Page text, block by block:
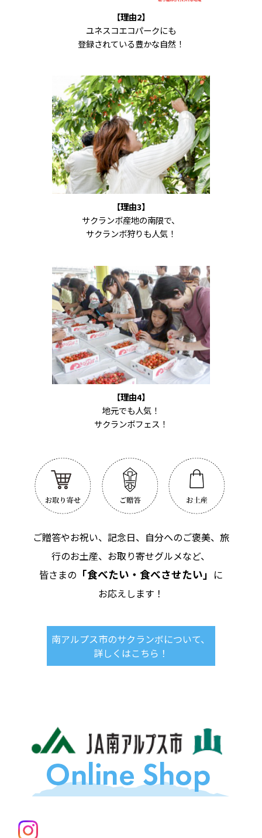
【理由2】
ユネスコエコパークにも
登録されている豊かな自然！
【理由3】
サクランボ産地の南限で、
サクランボ狩りも人気！
【理由4】
地元でも人気！
サクランボフェス！
ご贈答やお祝い、記念日、自分へのご褒美、旅
行のお土産、お取り寄せグルメなど、
皆さまの 「食べたい・食べさせたい」 に
お応えします！
南アルプス市のサクランボについて、
詳しくはこちら！